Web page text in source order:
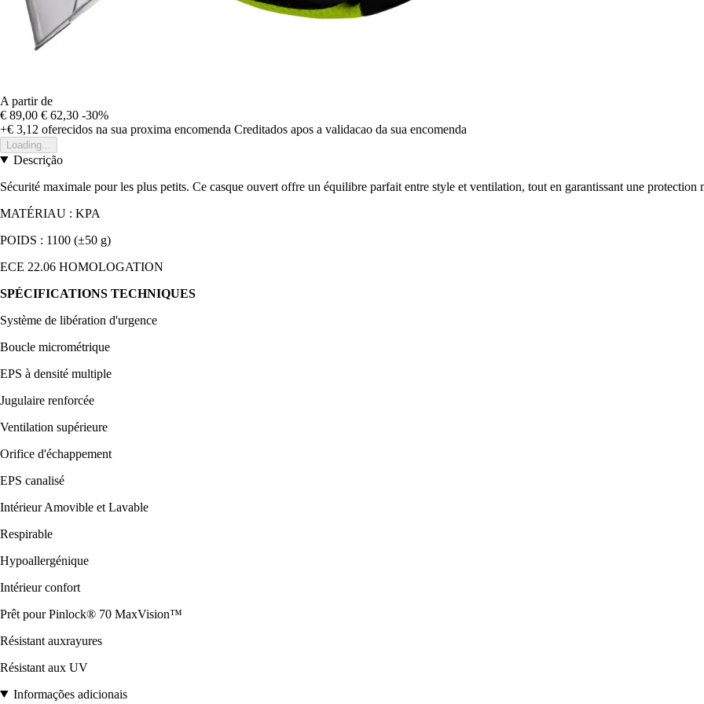
A partir de
€ 89,00 € 62,30 -30%
+€ 3,12 oferecidos na sua proxima encomenda Creditados apos a validacao da sua encomenda
Loading...
Descrição
Sécurité maximale pour les plus petits. Ce casque ouvert offre un équilibre parfait entre style et ventilation, tout en garantissant une protection
MATÉRIAU : KPA
POIDS : 1100 (±50 g)
ECE 22.06 HOMOLOGATION
SPÉCIFICATIONS TECHNIQUES
Système de libération d'urgence
Boucle micrométrique
EPS à densité multiple
Jugulaire renforcée
Ventilation supérieure
Orifice d'échappement
EPS canalisé
Intérieur Amovible et Lavable
Respirable
Hypoallergénique
Intérieur confort
Prêt pour Pinlock® 70 MaxVision™
Résistant auxrayures
Résistant aux UV
Informações adicionais